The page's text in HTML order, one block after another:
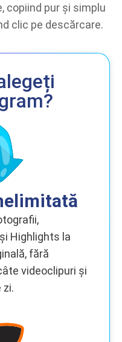
copiind pur și simplu
clic pe descărcare.
Highlights la
fără
videoclipuri și
zi.